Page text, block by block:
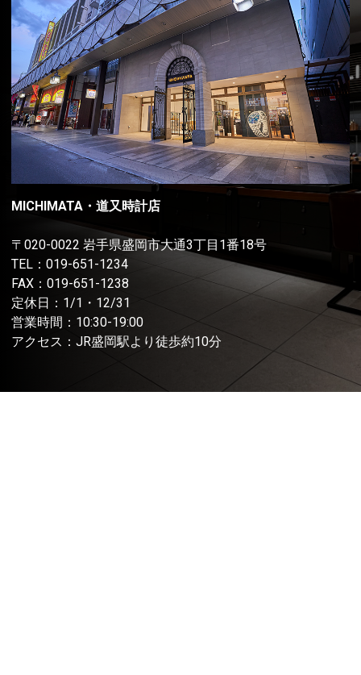
MICHIMATA・道又時計店
〒020-0022 岩手県盛岡市大通3丁目1番18号
TEL： 019-651-1234
FAX：019-651-1238
定休日：1/1・12/31
営業時間：10:30-19:00
アクセス：JR盛岡駅より徒歩約10分